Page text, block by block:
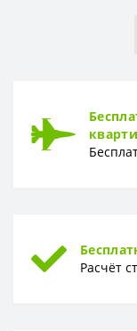
Тип
Расчёт